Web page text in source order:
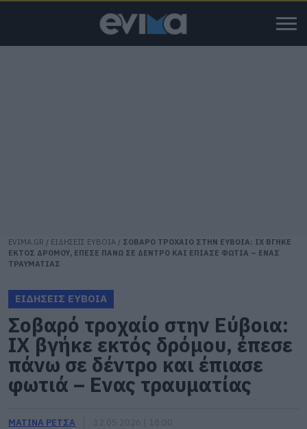
EVIMA.GR / ΕΙΔΗΣΕΙΣ ΕΥΒΟΙΑ / ΣΟΒΑΡΟ ΤΡΟΧΑΙΟ ΣΤΗΝ ΕΥΒΟΙΑ: ΙΧ ΒΓΗΚΕ
ΕΚΤΟΣ ΔΡΟΜΟΥ, ΕΠΕΣΕ ΠΑΝΩ ΣΕ ΔΕΝΤΡΟ ΚΑΙ ΕΠΙΑΣΕ ΦΩΤΙΑ – ΕΝΑΣ
ΤΡΑΥΜΑΤΙΑΣ
ΕΙΔΗΣΕΙΣ ΕΥΒΟΙΑ
Σοβαρό τροχαίο στην Εύβοια:
ΙΧ βγήκε εκτός δρόμου, έπεσε
πάνω σε δέντρο και έπιασε
φωτιά – Ενας τραυματίας
ΜΑΤΙΝΑ ΡΕΤΣΑ